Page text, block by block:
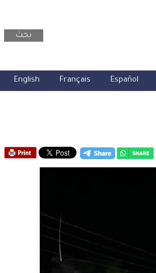
بحث
English Français Español